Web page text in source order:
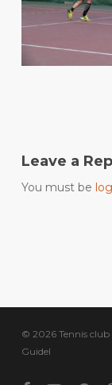
Leave a
You must be
© 2026 Tennis club
Guidel